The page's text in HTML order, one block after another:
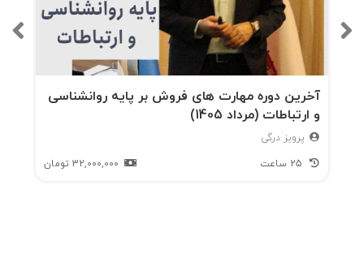
آخرین دوره مهارت های فروش بر پایه روانشناسی
و ارتباطات (مرداد 1405)
پرویز درگی
32,000,000 تومان